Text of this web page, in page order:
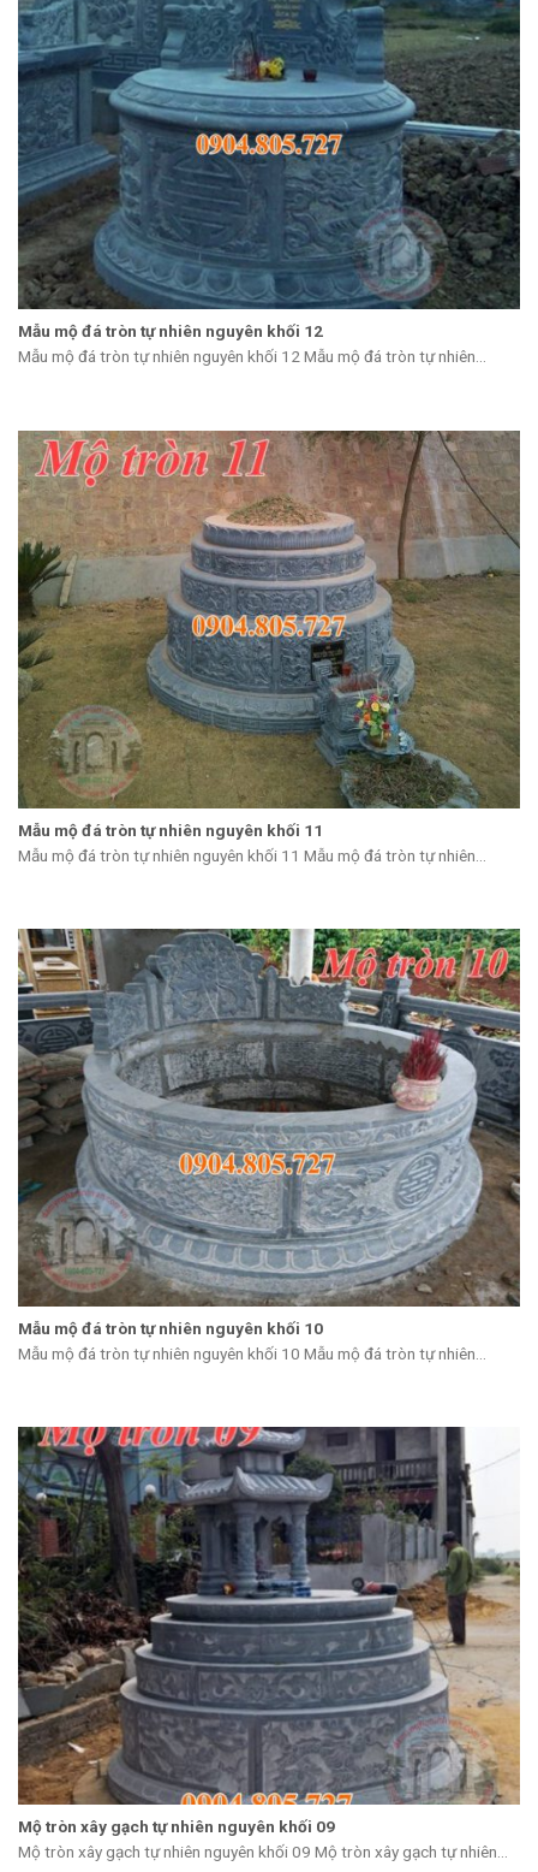
Mẫu mộ đá tròn tự nhiên nguyên khối 12
Mẫu mộ đá tròn tự nhiên nguyên khối 12 Mẫu mộ đá tròn tự nhiên...
Mẫu mộ đá tròn tự nhiên nguyên khối 11
Mẫu mộ đá tròn tự nhiên nguyên khối 11 Mẫu mộ đá tròn tự nhiên...
Mẫu mộ đá tròn tự nhiên nguyên khối 10
Mẫu mộ đá tròn tự nhiên nguyên khối 10 Mẫu mộ đá tròn tự nhiên...
Mộ tròn xây gạch tự nhiên nguyên khối 09
Mộ tròn xây gạch tự nhiên nguyên khối 09 Mộ tròn xây gạch tự nhiên...